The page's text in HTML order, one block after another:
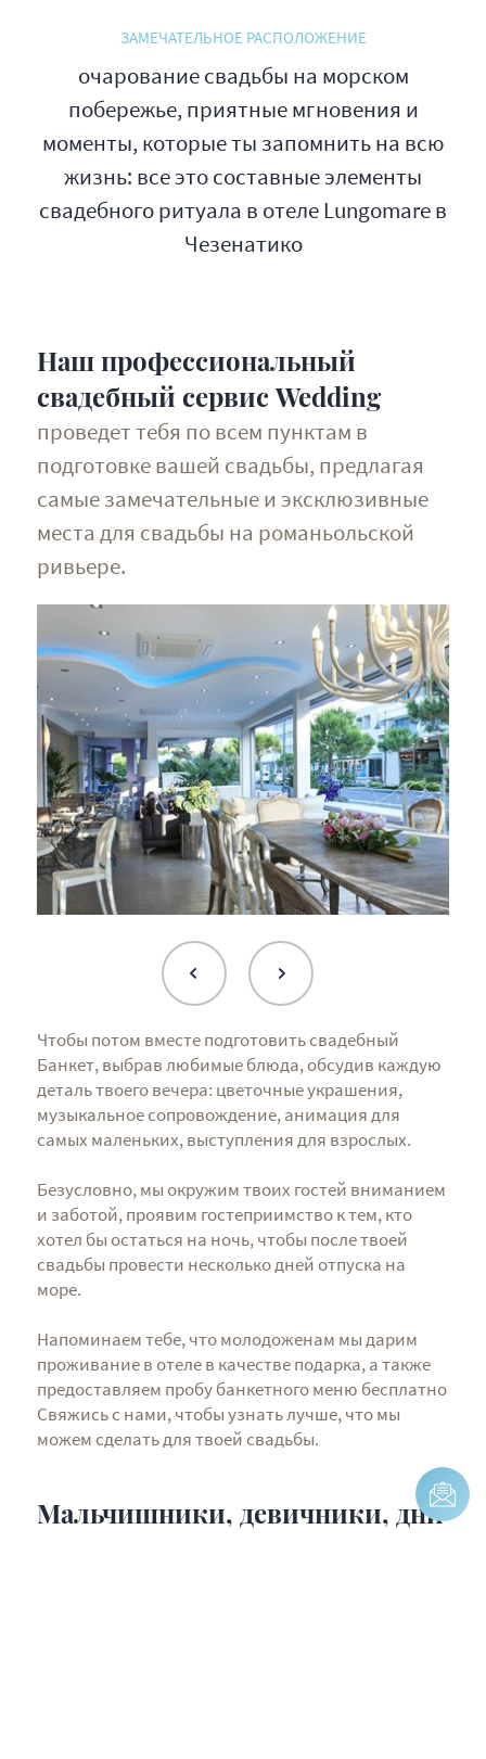
ЗАМЕЧАТЕЛЬНОЕ РАСПОЛОЖЕНИЕ
очарование свадьбы на морском
побережье, приятные мгновения и
моменты, которые ты запомнить на всю
жизнь: все это составные элементы
свадебного ритуала в отеле Lungomare в
Чезенатико
Наш профессиональный
свадебный сервис Wedding
проведет тебя по всем пунктам в
подготовке вашей свадьбы, предлагая
самые замечательные и эксклюзивные
места для свадьбы на романьольской
ривьере.
Чтобы потом вместе подготовить свадебный
Банкет, выбрав любимые блюда, обсудив каждую
деталь твоего вечера: цветочные украшения,
музыкальное сопровождение, анимация для
самых маленьких, выступления для взрослых.
Безусловно, мы окружим твоих гостей вниманием
и заботой, проявим гостеприимство к тем, кто
хотел бы остаться на ночь, чтобы после твоей
свадьбы провести несколько дней отпуска на
море.
Напоминаем тебе, что молодоженам мы дарим
проживание в отеле в качестве подарка, а также
предоставляем пробу банкетного меню бесплатно
Свяжись с нами, чтобы узнать лучше, что мы
можем сделать для твоей свадьбы.
Мальчишники, девичники, дни